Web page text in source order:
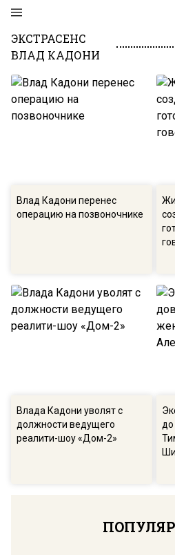
ЭКСТРАСЕНС
ВЛАД КАДОНИ
Влад Кадони перенес
операцию на позвоночнике
Влада Кадони уволят с
должности ведущего
реалити-шоу «Дом-2»